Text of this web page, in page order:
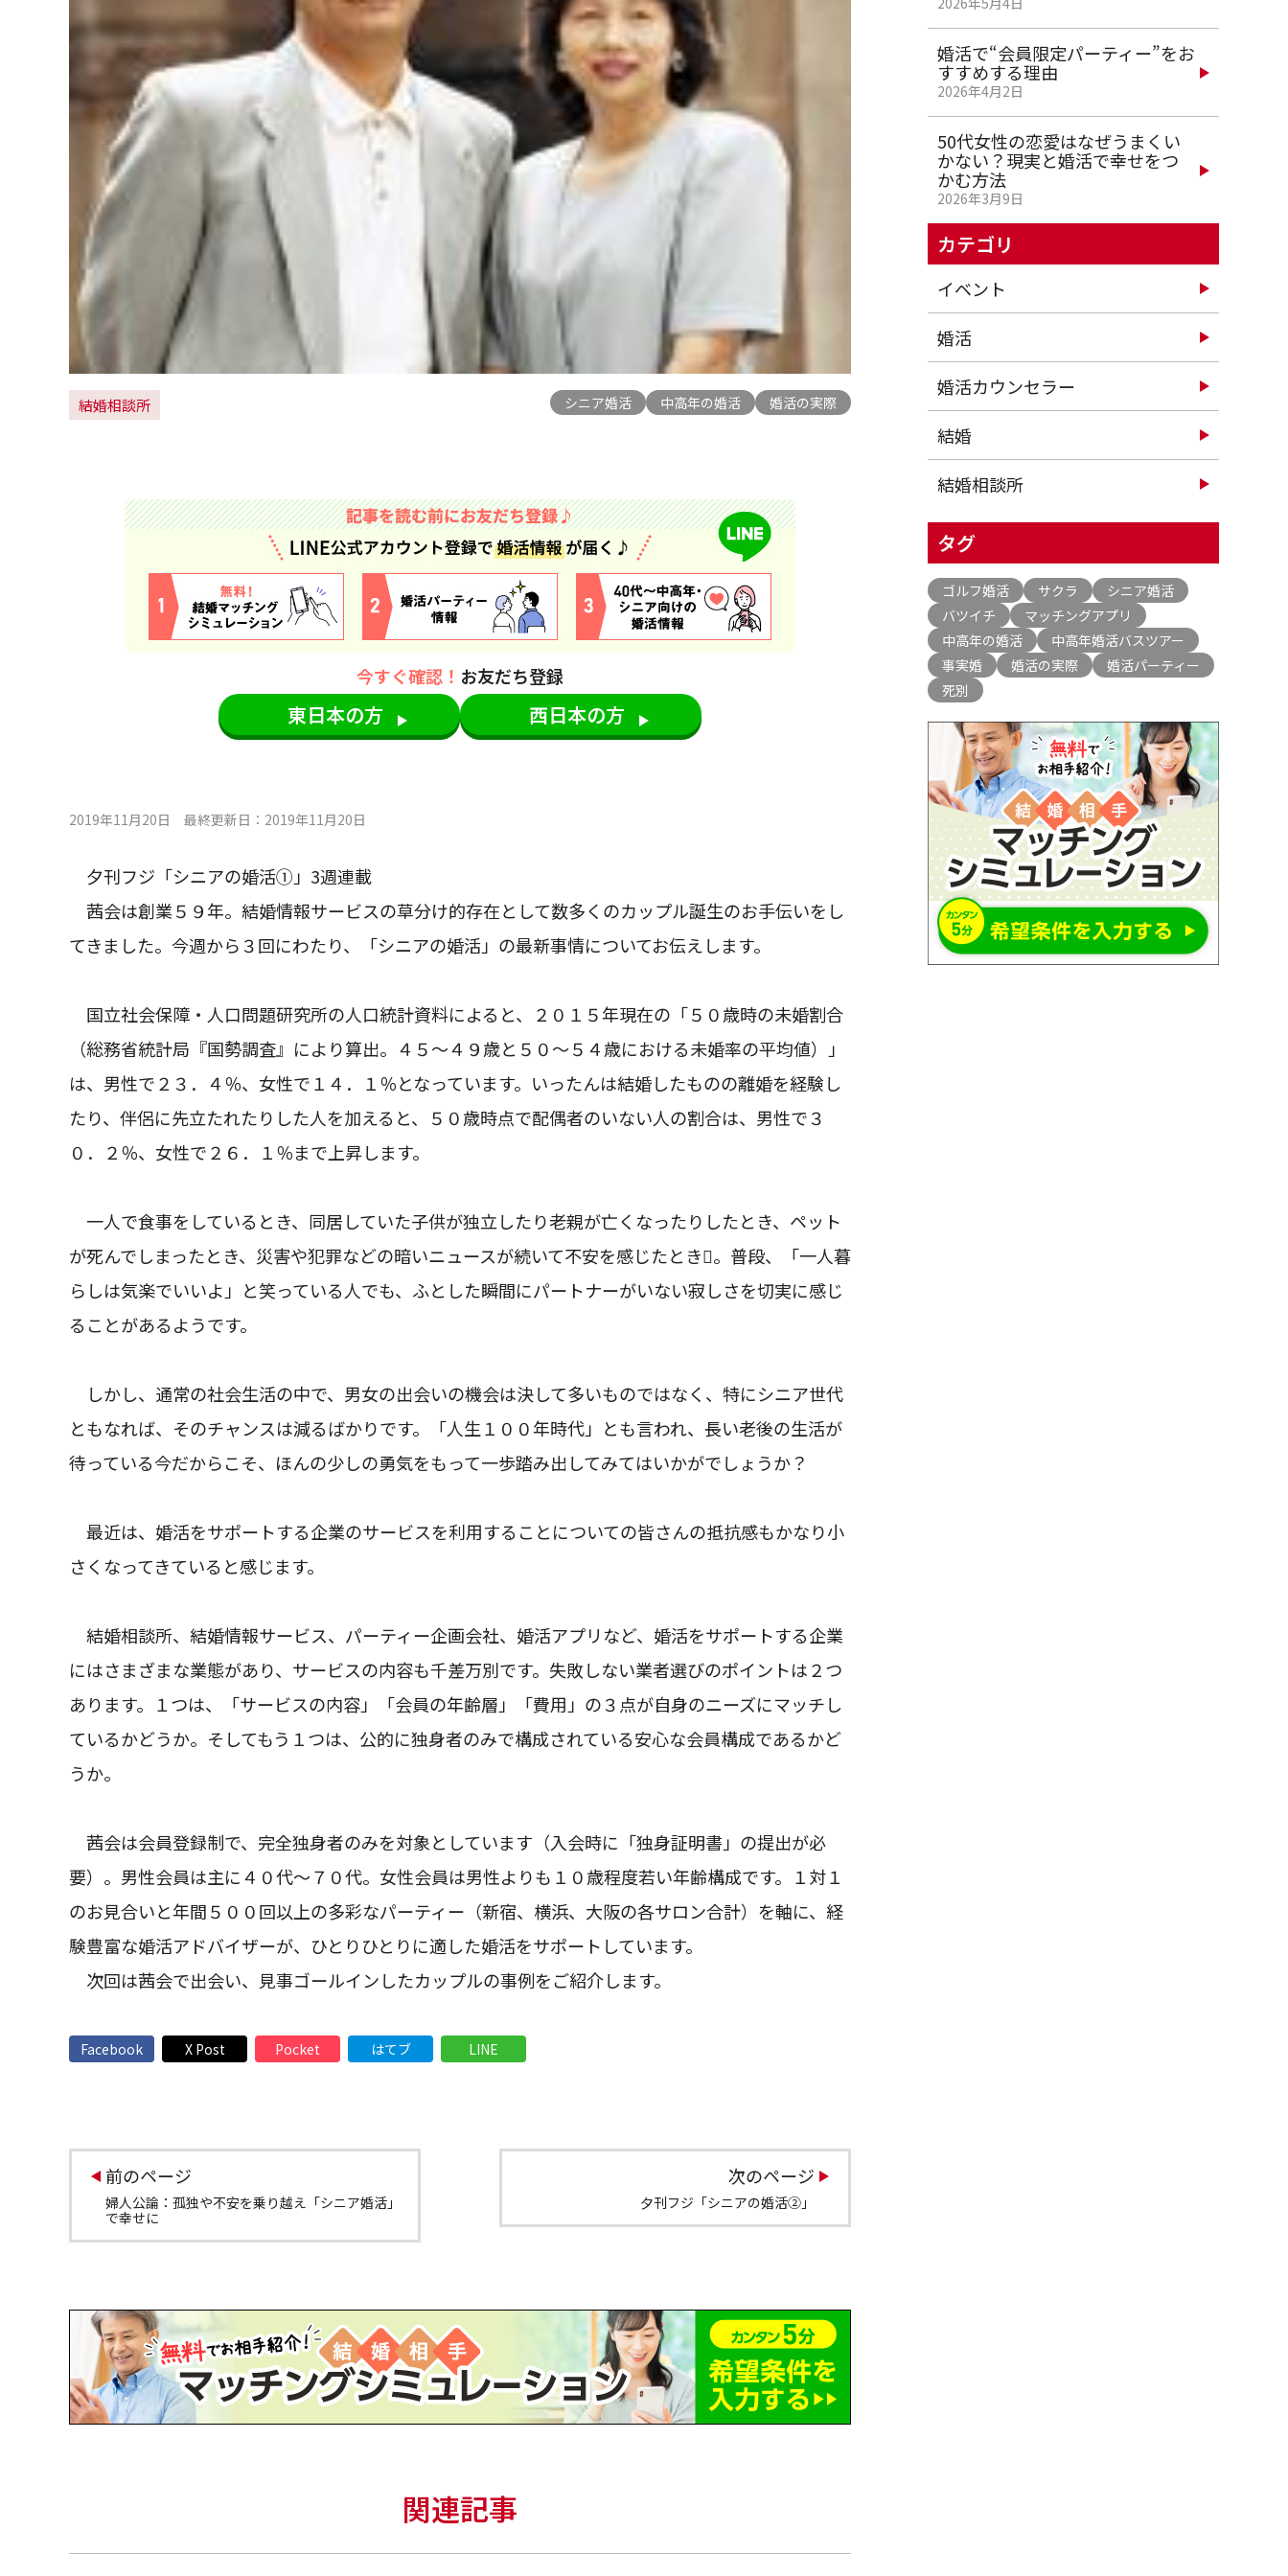
結婚相談所 シニア婚活 中高年の婚活 婚活の実際
今すぐ確認！ お友だち登録
東日本の方 西日本の方
2019年11月20日 最終更新日：2019年11月20日
夕刊フジ「シニアの婚活①」3週連載
茜会は創業５９年。結婚情報サービスの草分け的存在として数多くのカップル誕生のお手伝いをし
てきました。今週から３回にわたり、「シニアの婚活」の最新事情についてお伝えします。
国立社会保障・人口問題研究所の人口統計資料によると、２０１５年現在の「５０歳時の未婚割合
（総務省統計局『国勢調査』により算出。４５～４９歳と５０～５４歳における未婚率の平均値）」
は、男性で２３．４％、女性で１４．１％となっています。いったんは結婚したものの離婚を経験し
たり、伴侶に先立たれたりした人を加えると、５０歳時点で配偶者のいない人の割合は、男性で３
０．２％、女性で２６．１％まで上昇します。
一人で食事をしているとき、同居していた子供が独立したり老親が亡くなったりしたとき、ペット
が死んでしまったとき、災害や犯罪などの暗いニュースが続いて不安を感じたとき。普段、「一人暮
らしは気楽でいいよ」と笑っている人でも、ふとした瞬間にパートナーがいない寂しさを切実に感じ
ることがあるようです。
しかし、通常の社会生活の中で、男女の出会いの機会は決して多いものではなく、特にシニア世代
ともなれば、そのチャンスは減るばかりです。「人生１００年時代」とも言われ、長い老後の生活が
待っている今だからこそ、ほんの少しの勇気をもって一歩踏み出してみてはいかがでしょうか？
最近は、婚活をサポートする企業のサービスを利用することについての皆さんの抵抗感もかなり小
さくなってきていると感じます。
結婚相談所、結婚情報サービス、パーティー企画会社、婚活アプリなど、婚活をサポートする企業
にはさまざまな業態があり、サービスの内容も千差万別です。失敗しない業者選びのポイントは２つ
あります。１つは、「サービスの内容」「会員の年齢層」「費用」の３点が自身のニーズにマッチし
ているかどうか。そしてもう１つは、公的に独身者のみで構成されている安心な会員構成であるかど
うか。
茜会は会員登録制で、完全独身者のみを対象としています（入会時に「独身証明書」の提出が必
要）。男性会員は主に４０代～７０代。女性会員は男性よりも１０歳程度若い年齢構成です。１対１
のお見合いと年間５００回以上の多彩なパーティー（新宿、横浜、大阪の各サロン合計）を軸に、経
験豊富な婚活アドバイザーが、ひとりひとりに適した婚活をサポートしています。
次回は茜会で出会い、見事ゴールインしたカップルの事例をご紹介します。
Facebook X Post Pocket はてブ LINE
前のページ
婦人公論：孤独や不安を乗り越え「シニア婚活」
で幸せに
次のページ
夕刊フジ「シニアの婚活②」
関連記事
婚活で“会員限定パーティー”をお
すすめする理由
2026年4月2日
50代女性の恋愛はなぜうまくい
かない？現実と婚活で幸せをつ
かむ方法
2026年3月9日
カテゴリ
イベント
婚活
婚活カウンセラー
結婚
結婚相談所
タグ
ゴルフ婚活 サクラ
シニア婚活
バツイチ
マッチングアプリ
中高年の婚活
中高年婚活バスツアー
事実婚
婚活の実際
婚活パーティー
死別
大
田
本
店